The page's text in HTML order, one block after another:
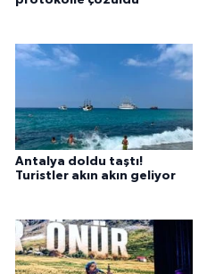
Antalya doldu taştı!
Turistler akın akın geliyor